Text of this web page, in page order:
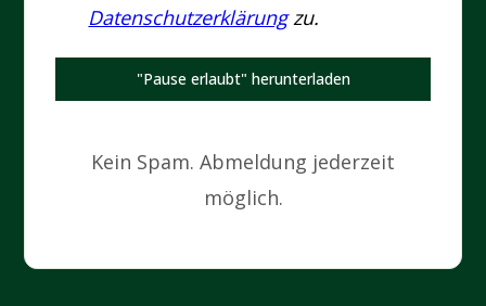
Datenschutzerklärungzu.
"Pause erlaubt" herunterladen
Kein Spam. Abmeldung jederzeit
möglich.